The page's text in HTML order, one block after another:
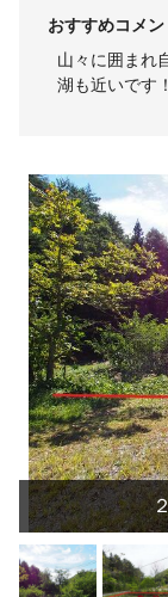
おすすめコメン
山々に囲まれ
湖も近いです